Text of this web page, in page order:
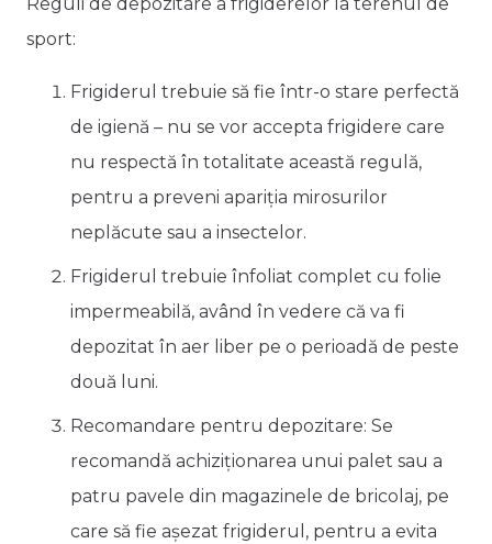
sport:
Frigiderul trebuie să fie într-o stare perfectă
de igienă – nu se vor accepta frigidere care
nu respectă în totalitate această regulă,
pentru a preveni apariția mirosurilor
neplăcute sau a insectelor.
Frigiderul trebuie înfoliat complet cu folie
impermeabilă, având în vedere că va fi
depozitat în aer liber pe o perioadă de peste
două luni.
Recomandare pentru depozitare: Se
recomandă achiziționarea unui palet sau a
patru pavele din magazinele de bricolaj, pe
care să fie așezat frigiderul, pentru a evita